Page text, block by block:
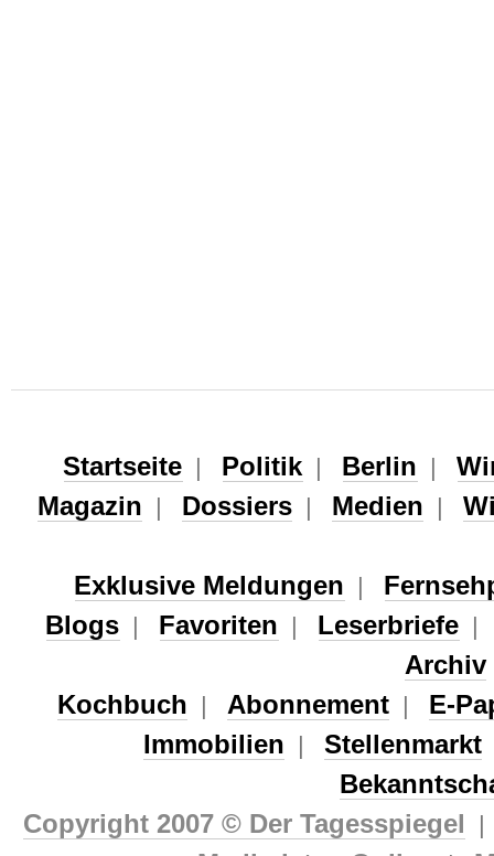
Startseite Politik| Berlin |
Magazin
Dossiers Medien
Exklusive Meldungen
Blogs
Favoriten Leserbriefe
Archiv
Kochbuch Abonnement
E-
Immobilien
Stellenmarkt
Copyright 2007 © Der Tagesspiegel